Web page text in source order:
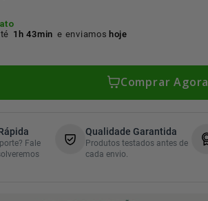
1h 43min e enviamos hoje
Comprar Agora
Fale
Qualidade Garantida
Produtos testados antes de
cada envio.